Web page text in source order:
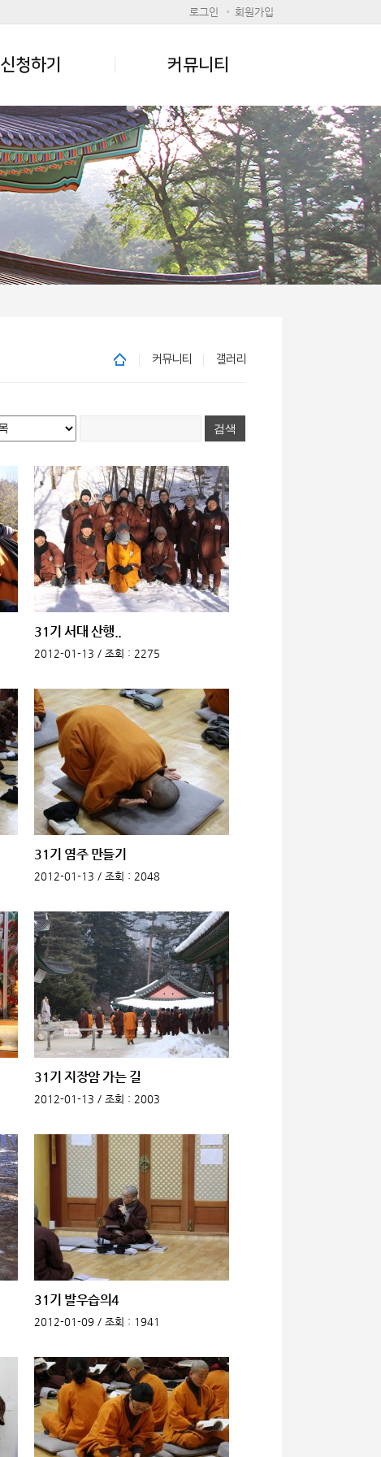
로그인 회원가입
신청하기 커뮤니티
커뮤니티 갤러리
31기 서대 산행..
2012-01-13 / 조회 : 2275
31기 염주 만들기
2012-01-13 / 조회 : 2048
31기 지장암 가는 길
2012-01-13 / 조회 : 2003
31기 발우습의4
2012-01-09 / 조회 : 1941